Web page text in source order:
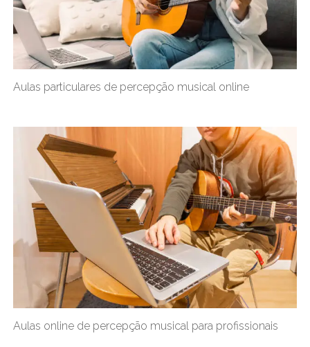
Aulas particulares de percepção musical online
Aulas online de percepção musical para profissionais